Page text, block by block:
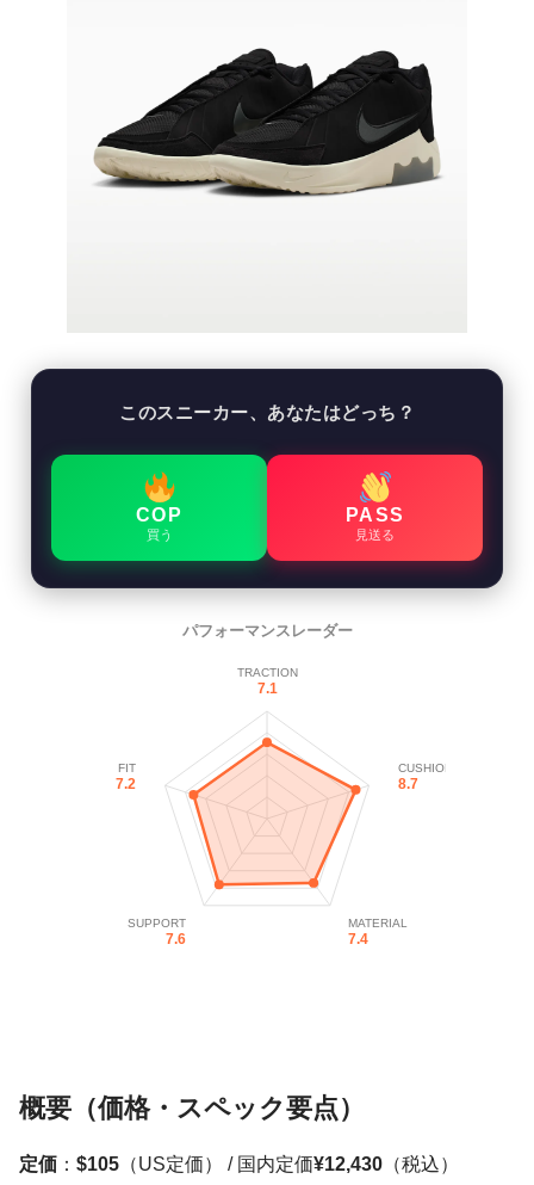
このスニーカー、あなたはどっち？
COP
買う
PASS
見送る
パフォーマンスレーダー
TRACTION
7.1
CUSHION
8.7
MATERIAL
7.4
SUPPORT
7.6
FIT
7.2
概要（価格・スペック要点）
定価 ： $105 （US定価） / 国内定価¥12,430 （税込）